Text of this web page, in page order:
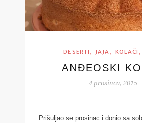
DESERTI , JAJA , KOLAČI ,
ANĐEOSKI
4 prosinca, 2015
Prišuljao se prosinac i donio sa